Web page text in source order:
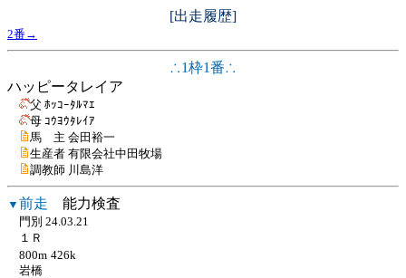
[出走履歴]
2番→
∴1枠1番∴
ハッピータレイア
父 ﾎｯｺｰﾀﾙﾏｴ
母 ｺｳﾖｳﾀﾚｲｱ
馬 主 会田裕一
生産者 有限会社中田牧場
調教師 川島洋
▼ 前走 能力検査
門別 24.03.21
１Ｒ
800m 426k
岩橋